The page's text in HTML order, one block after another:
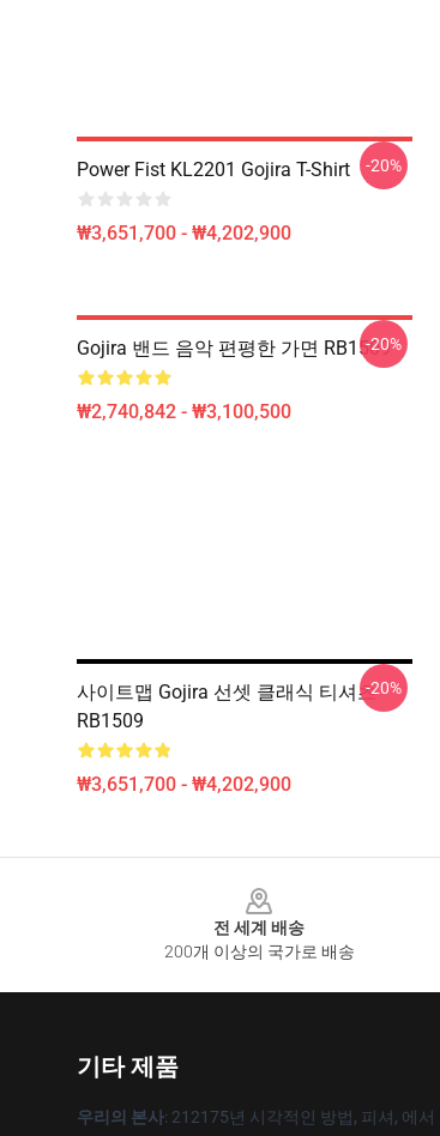
Power Fist KL2201 Gojira T-Shirt
₩3,651,700 - ₩4,202,900
-20%
Gojira 밴드 음악 편평한 가면 RB1509
₩2,740,842 - ₩3,100,500
-20%
사이트맵 Gojira 선셋 클래식 티셔츠
RB1509
₩3,651,700 - ₩4,202,900
-20%
전 세계 배송
200개 이상의 국가로 배송
기타 제품
우리의 본사: 212175년 시각적인 방법, 피셔, 에서